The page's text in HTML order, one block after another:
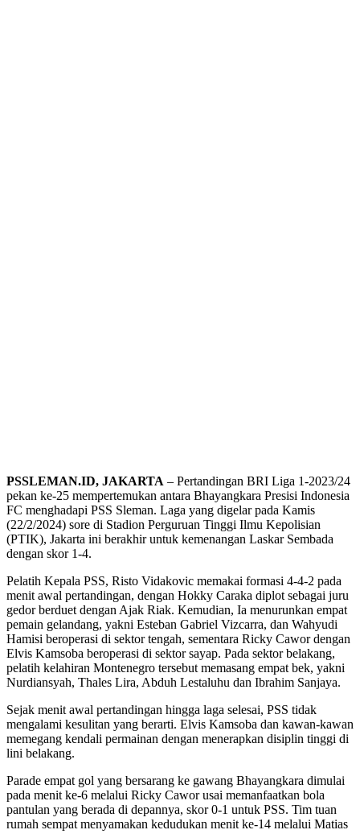
PSSLEMAN.ID, JAKARTA – Pertandingan BRI Liga 1-2023/24
pekan ke-25 mempertemukan antara Bhayangkara Presisi Indonesia
FC menghadapi PSS Sleman. Laga yang digelar pada Kamis
(22/2/2024) sore di Stadion Perguruan Tinggi Ilmu Kepolisian
(PTIK), Jakarta ini berakhir untuk kemenangan Laskar Sembada
dengan skor 1-4.
Pelatih Kepala PSS, Risto Vidakovic memakai formasi 4-4-2 pada
menit awal pertandingan, dengan Hokky Caraka diplot sebagai juru
gedor berduet dengan Ajak Riak. Kemudian, Ia menurunkan empat
pemain gelandang, yakni Esteban Gabriel Vizcarra, dan Wahyudi
Hamisi beroperasi di sektor tengah, sementara Ricky Cawor dengan
Elvis Kamsoba beroperasi di sektor sayap. Pada sektor belakang,
pelatih kelahiran Montenegro tersebut memasang empat bek, yakni
Nurdiansyah, Thales Lira, Abduh Lestaluhu dan Ibrahim Sanjaya.
Sejak menit awal pertandingan hingga laga selesai, PSS tidak
mengalami kesulitan yang berarti. Elvis Kamsoba dan kawan-kawan
memegang kendali permainan dengan menerapkan disiplin tinggi di
lini belakang.
Parade empat gol yang bersarang ke gawang Bhayangkara dimulai
pada menit ke-6 melalui Ricky Cawor usai memanfaatkan bola
pantulan yang berada di depannya, skor 0-1 untuk PSS. Tim tuan
rumah sempat menyamakan kedudukan menit ke-14 melalui Matias